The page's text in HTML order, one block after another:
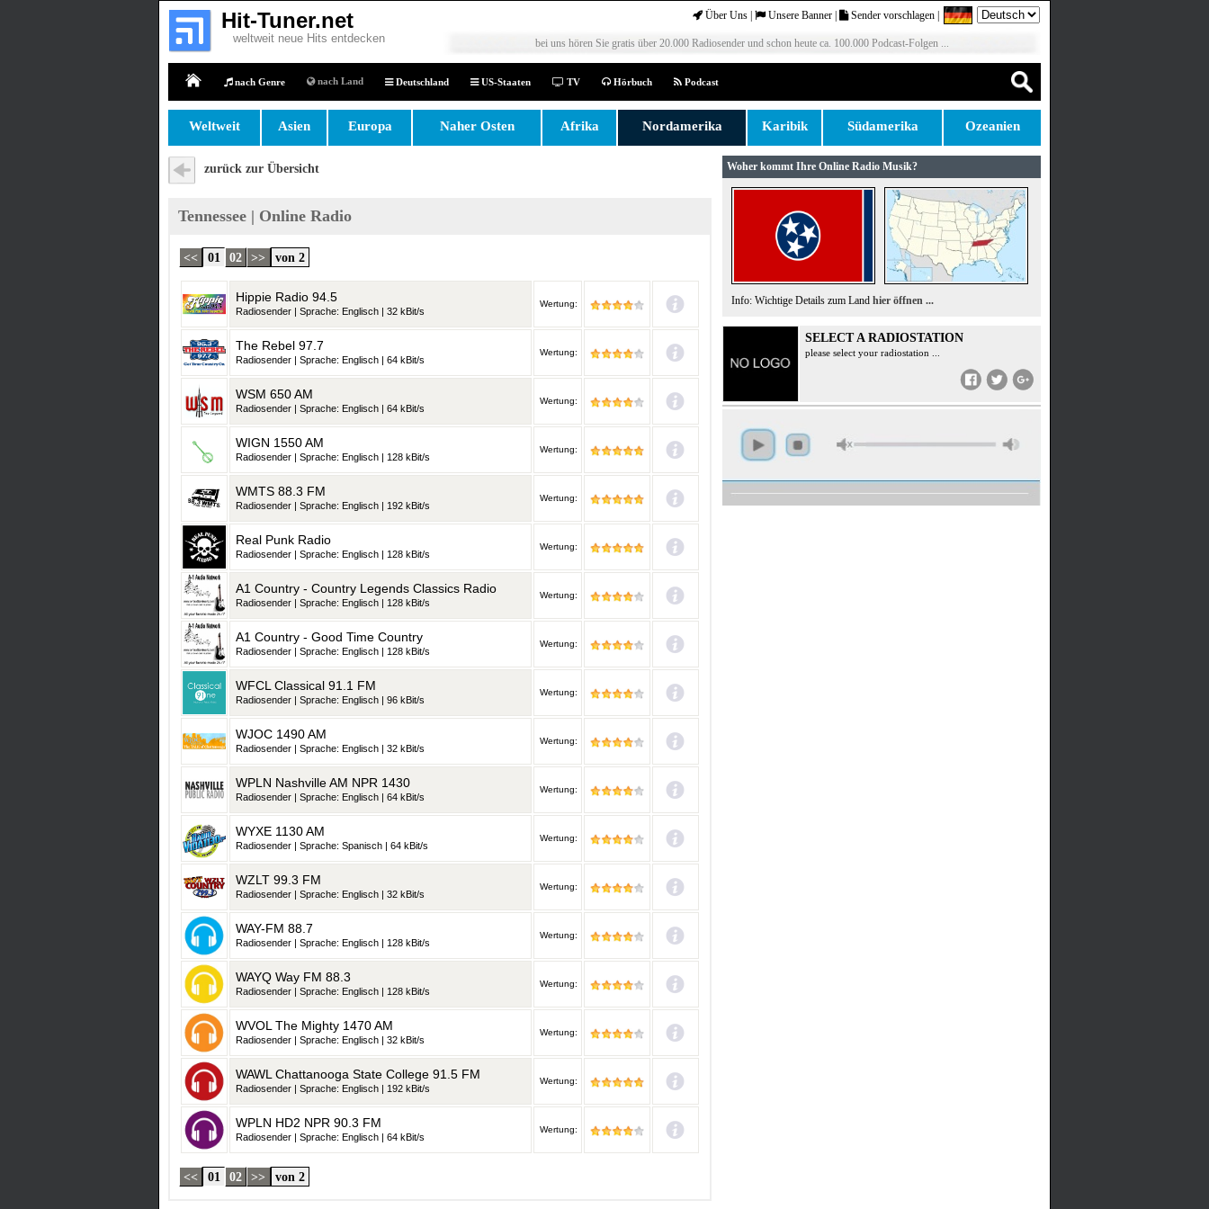
Hit-Tuner.net
weltweit neue Hits entdecken
Über Uns Unsere Banner Sender vorschlagen
bei uns hören Sie gratis über 20.000 Radiosender und schon heute ca. 100.000 Podcast-Folgen ...
nach Genre nach Land Deutschland US-Staaten TV Hörbuch Podcast
Weltweit Asien Europa Naher Osten Afrika Nordamerika Karibik Südamerika Ozeanien
zurück zur Übersicht
Tennessee | Online Radio
<< 01 02 >> von 2
Hippie Radio 94.5
Radiosender | Sprache: Englisch | 32 kBit/s
Wertung:
The Rebel 97.7
Radiosender | Sprache: Englisch | 64 kBit/s
Wertung:
WSM 650 AM
Radiosender | Sprache: Englisch | 64 kBit/s
Wertung:
WIGN 1550 AM
Radiosender | Sprache: Englisch | 128 kBit/s
Wertung:
WMTS 88.3 FM
Radiosender | Sprache: Englisch | 192 kBit/s
Wertung:
Real Punk Radio
Radiosender | Sprache: Englisch | 128 kBit/s
Wertung:
A1 Country - Country Legends Classics Radio
Radiosender | Sprache: Englisch | 128 kBit/s
Wertung:
A1 Country - Good Time Country
Radiosender | Sprache: Englisch | 128 kBit/s
Wertung:
WFCL Classical 91.1 FM
Radiosender | Sprache: Englisch | 96 kBit/s
Wertung:
WJOC 1490 AM
Radiosender | Sprache: Englisch | 32 kBit/s
Wertung:
WPLN Nashville AM NPR 1430
Radiosender | Sprache: Englisch | 64 kBit/s
Wertung:
WYXE 1130 AM
Radiosender | Sprache: Spanisch | 64 kBit/s
Wertung:
WZLT 99.3 FM
Radiosender | Sprache: Englisch | 32 kBit/s
Wertung:
WAY-FM 88.7
Radiosender | Sprache: Englisch | 128 kBit/s
Wertung:
WAYQ Way FM 88.3
Radiosender | Sprache: Englisch | 128 kBit/s
Wertung:
WVOL The Mighty 1470 AM
Radiosender | Sprache: Englisch | 32 kBit/s
Wertung:
WAWL Chattanooga State College 91.5 FM
Radiosender | Sprache: Englisch | 192 kBit/s
Wertung:
WPLN HD2 NPR 90.3 FM
Radiosender | Sprache: Englisch | 64 kBit/s
Wertung:
<< 01 02 >> von 2
Woher kommt Ihre Online Radio Musik?
Info: Wichtige Details zum Land hier öffnen ...
SELECT A RADIOSTATION
please select your radiostation ...